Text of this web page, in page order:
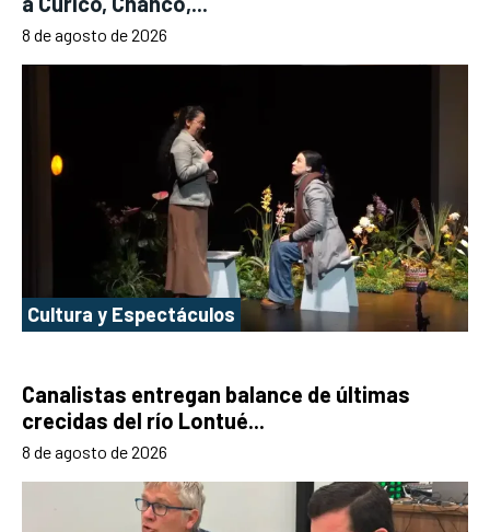
8 de agosto de 2026
Cultura y Espectáculos
Canalistas entregan balance de últimas
crecidas del río Lontué...
8 de agosto de 2026